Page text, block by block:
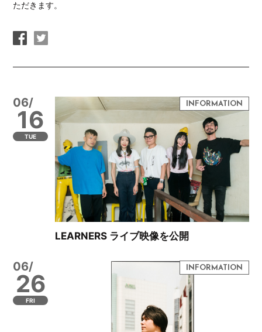
ただきます。
06/
16
TUE
LEARNERS ライブ映像を公開
06/
26
FRI